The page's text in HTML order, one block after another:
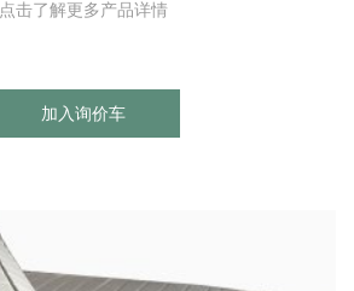
点击了解更多产品详情
加入询价车